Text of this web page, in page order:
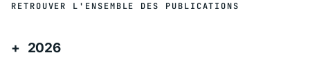
RETROUVER L'ENSEMBLE DES PUBLICATIONS
2026